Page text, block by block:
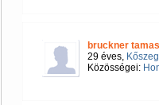
bruckner tamas
29 éves, Kőszeg
Közösségei: